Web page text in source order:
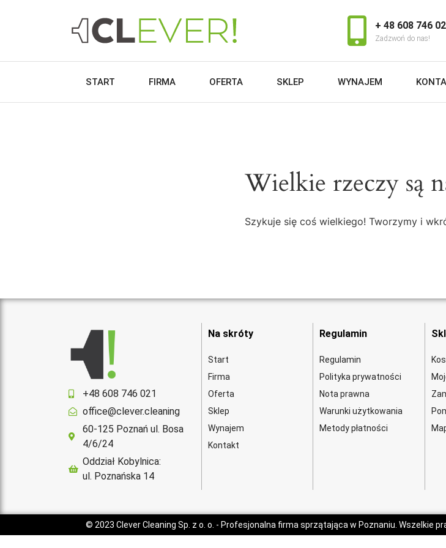
+ 48 608 746
Zadzwoń do nas!
START FIRMA OFERTA SKLEP WYNAJEM
Wielkie rzeczy są
Szykuje się coś wielkiego! Tworzymy i
+48 608 746 021
office@clever.cleaning
60-125 Poznań ul. Bosa
4/6/24
Oddział Kobylnica:
ul. Poznańska 14
Na skróty
Start
Firma
Oferta
Sklep
Wynajem
Kontakt
Regulamin
Regulamin
Polityka prywatności
Nota prawna
Warunki użytkowania
Metody płatności
© 2023 Clever Cleaning Sp. z o. o. - Profesjonalna firma sprzątająca w Poznaniu. Wszelkie